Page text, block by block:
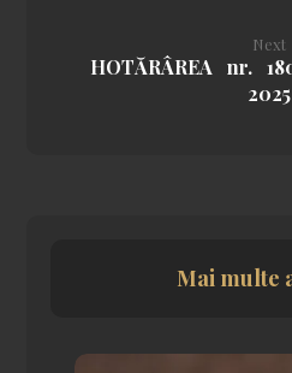
Next
HOTĂRÂREA nr.
2025
Mai multe